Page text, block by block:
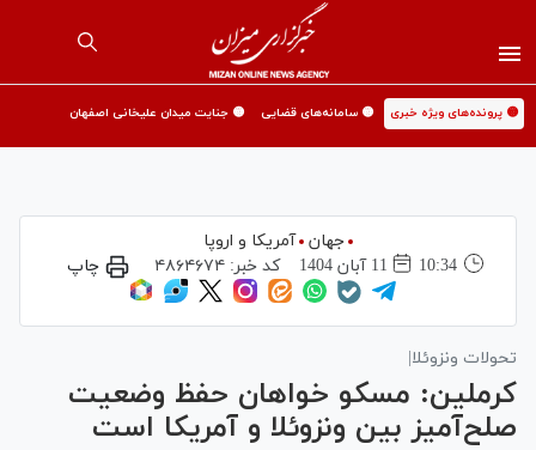
🟡 پرونده‌های ویژه خبری 🟡 سامانه‌های قضایی 🟡 جنایت میدان علیخانی اصفهان
جهان
آمریکا و اروپا
10:34
11 آبان 1404 کد خبر: ۴۸۶۴۶۷۴ چاپ
تحولات ونزوئلا|
کرملین: مسکو خواهان حفظ وضعیت
صلح‌آمیز بین ونزوئلا و آمریکا است